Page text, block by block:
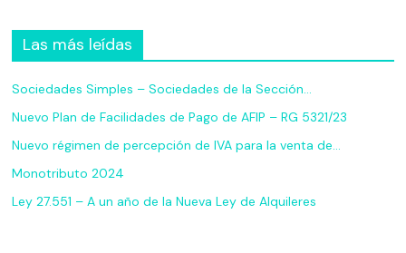
Las más leídas
Sociedades Simples – Sociedades de la Sección…
Nuevo Plan de Facilidades de Pago de AFIP – RG 5321/23
Nuevo régimen de percepción de IVA para la venta de…
Monotributo 2024
Ley 27.551 – A un año de la Nueva Ley de Alquileres